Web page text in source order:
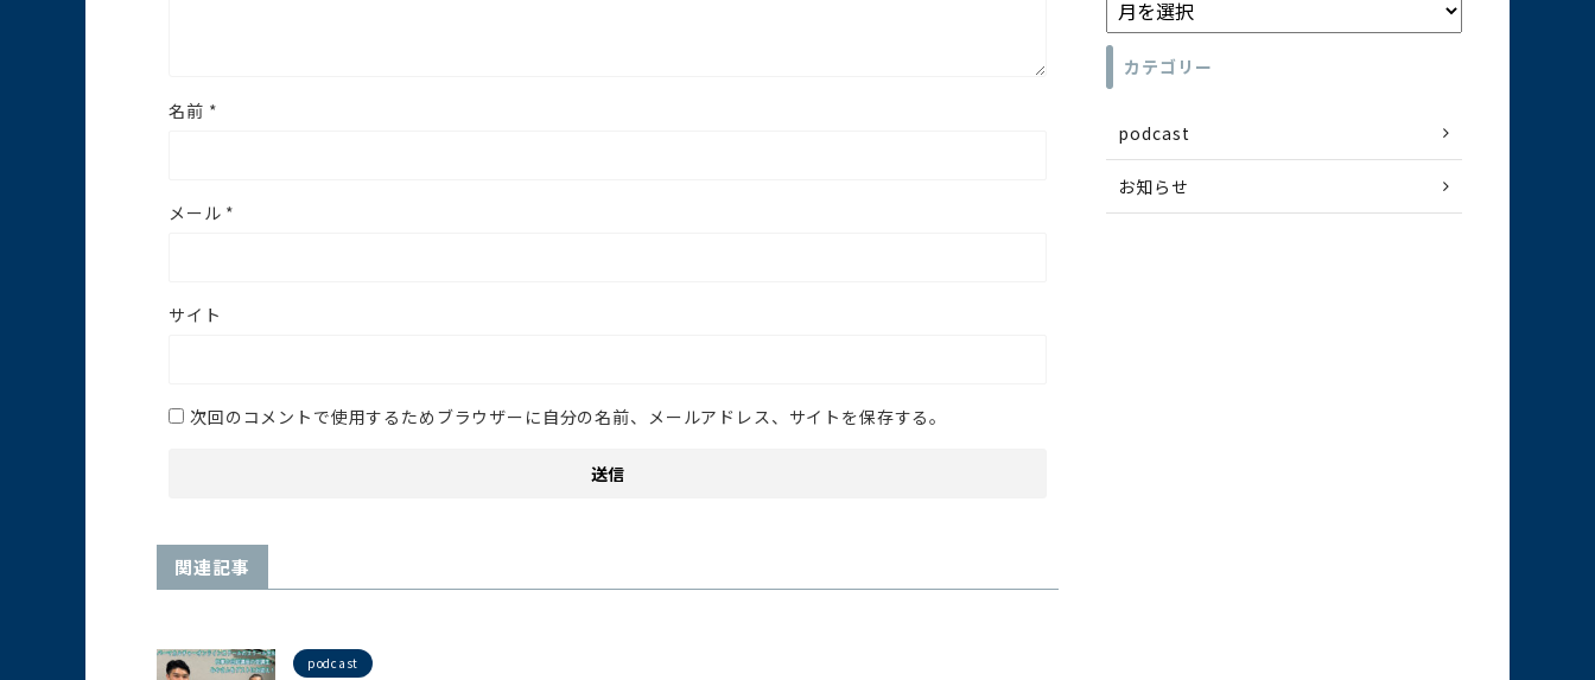
名前 *
メール *
サイト
次回のコメントで使用するためブラウザーに自分の名前、メールアドレス、サイトを保存する。
関連記事
podcast
カテゴリー
podcast
お知らせ